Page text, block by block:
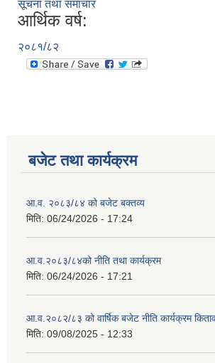
सूचना तथा समाचार
आर्थिक वर्ष:
२०८१/८२
बजेट तथा कार्यक्रम
आ.व. २०८३/८४ को बजेट बक्तव्य
मिति: 06/24/2026 - 17:24
आ.व.२०८३/८४को नीति तथा कार्यक्रम
मिति: 06/24/2026 - 17:21
आ.व.२०८२/८३ को वार्षिक बजेट नीति कार्यक्रम किताव
मिति: 09/08/2025 - 12:33